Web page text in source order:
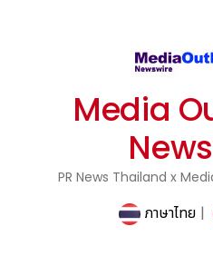
Media
PR News Thailand x
ภาษาไทย |